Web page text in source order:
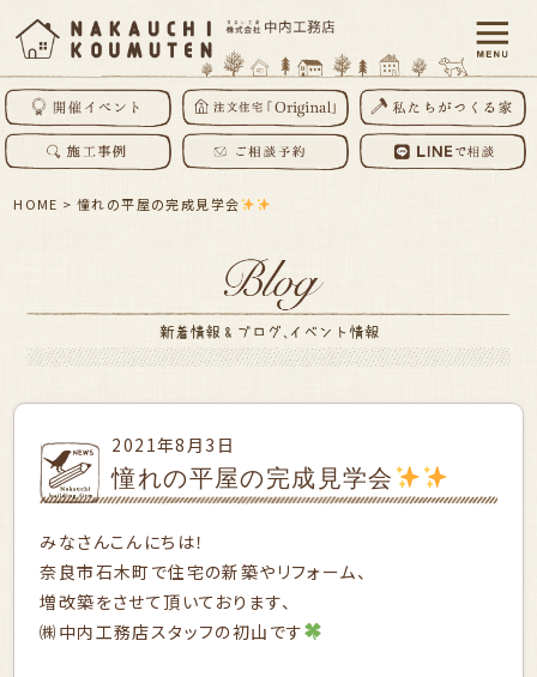
HOME >憧れの平屋の完成見学会
2021年8月3日
憧れの平屋の完成見学会
みなさんこんにちは！
奈良市石木町で住宅の新築やリフォーム、
増改築をさせて頂いております、
㈱中内工務店スタッフの初山です